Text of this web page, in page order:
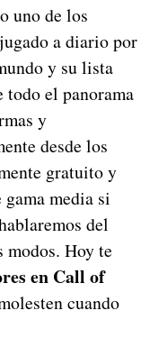
uno de los
a diario por
y su lista
todo el panorama
y
desde los
gratuito y
media si
del
Hoy te
en Call of
cuando